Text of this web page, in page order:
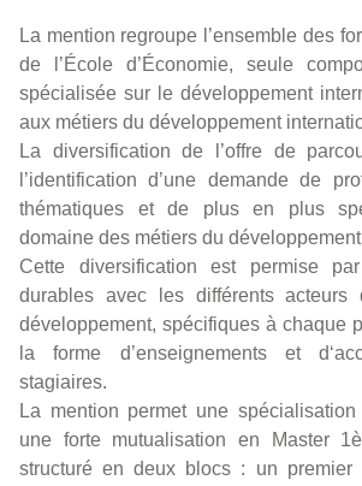
La mention regroupe l’ensemble des
de l’École d’Économie, seule
spécialisée sur le développement
aux métiers du développement
La diversification de l’offre de
l’identification d’une demande de
thématiques et de plus en plus
domaine des métiers du
Cette diversification est permise
durables avec les différents acteurs
développement, spécifiques à chaque
la forme d’enseignements et
stagiaires.
La mention permet une
une forte mutualisation en Master
structuré en deux blocs : un premier